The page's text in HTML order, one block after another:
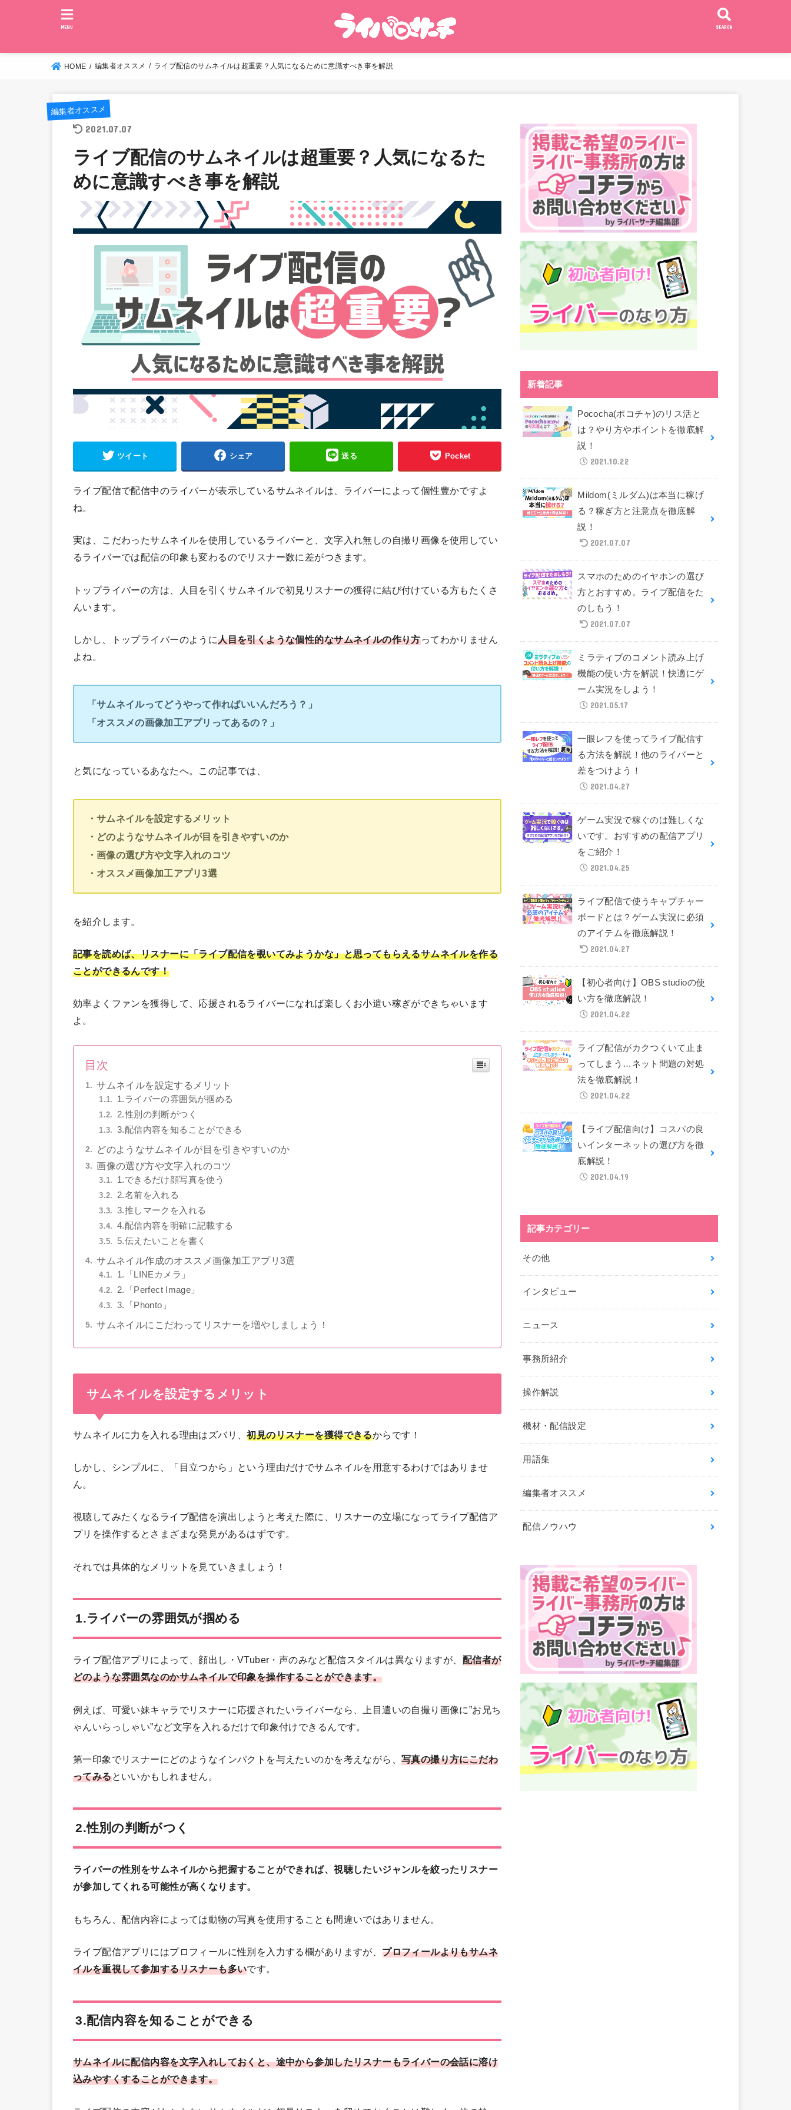
SEARCH
MENU
HOME 編集者オススメ ライブ配信のサムネイルは超重要？人気になるために意識すべき事を解説
編集者オススメ
2021.07.07
ライブ配信のサムネイルは超重要？人気になるた
めに意識すべき事を解説
ツイート シェア 送る Pocket
ライブ配信で配信中のライバーが表示しているサムネイルは、ライバーによって個性豊かですよ
ね。
実は、こだわったサムネイルを使用しているライバーと、文字入れ無しの自撮り画像を使用してい
るライバーでは配信の印象も変わるのでリスナー数に差がつきます。
トップライバーの方は、人目を引くサムネイルで初見リスナーの獲得に結び付けている方もたくさ
んいます。
しかし、トップライバーのように人目を引くような個性的なサムネイルの作り方ってわかりません
よね。
「サムネイルってどうやって作ればいいんだろう？」
「オススメの画像加工アプリってあるの？」
と気になっているあなたへ。この記事では、
・サムネイルを設定するメリット
・どのようなサムネイルが目を引きやすいのか
・画像の選び方や文字入れのコツ
・オススメ画像加工アプリ3選
を紹介します。
記事を読めば、リスナーに「ライブ配信を覗いてみようかな」と思ってもらえるサムネイルを作る
ことができるんです！
効率よくファンを獲得して、応援されるライバーになれば楽しくお小遣い稼ぎができちゃいます
よ。
目次
サムネイルを設定するメリット
1.ライバーの雰囲気が掴める
2.性別の判断がつく
3.配信内容を知ることができる
どのようなサムネイルが目を引きやすいのか
画像の選び方や文字入れのコツ
1.できるだけ顔写真を使う
2.名前を入れる
3.推しマークを入れる
4.配信内容を明確に記載する
5.伝えたいことを書く
サムネイル作成のオススメ画像加工アプリ3選
1.「LINEカメラ」
2.「Perfect Image」
3.「Phonto」
サムネイルにこだわってリスナーを増やしましょう！
サムネイルを設定するメリット
サムネイルに力を入れる理由はズバリ、初見のリスナーを獲得できるからです！
しかし、シンプルに、「目立つから」という理由だけでサムネイルを用意するわけではありませ
ん。
視聴してみたくなるライブ配信を演出しようと考えた際に、リスナーの立場になってライブ配信ア
プリを操作するとさまざまな発見があるはずです。
それでは具体的なメリットを見ていきましょう！
1.ライバーの雰囲気が掴める
ライブ配信アプリによって、顔出し・VTuber・声のみなど配信スタイルは異なりますが、 配信者が
どのような雰囲気なのかサムネイルで印象を操作することができます。
例えば、可愛い妹キャラでリスナーに応援されたいライバーなら、上目遣いの自撮り画像に”お兄ち
ゃんいらっしゃい”など文字を入れるだけで印象付けできるんです。
第一印象でリスナーにどのようなインパクトを与えたいのかを考えながら、写真の撮り方にこだわ
ってみるといいかもしれません。
2.性別の判断がつく
ライバーの性別をサムネイルから把握することができれば、視聴したいジャンルを絞ったリスナー
が参加してくれる可能性が高くなります。
もちろん、配信内容によっては動物の写真を使用することも間違いではありません。
ライブ配信アプリにはプロフィールに性別を入力する欄がありますが、 プロフィールよりもサムネ
イルを重視して参加するリスナーも多いです。
3.配信内容を知ることができる
サムネイルに配信内容を文字入れしておくと、途中から参加したリスナーもライバーの会話に溶け
込みやすくすることができます。
新着記事
Pococha(ポコチャ)のリス活と
は？やり方やポイントを徹底解
説！
2021.10.22
Mildom(ミルダム)は本当に稼げ
る？稼ぎ方と注意点を徹底解
説！
2021.07.07
スマホのためのイヤホンの選び
方とおすすめ。ライブ配信をた
のしもう！
2021.07.07
ミラティブのコメント読み上げ
機能の使い方を解説！快適にゲ
ーム実況をしよう！
2021.05.17
一眼レフを使ってライブ配信す
る方法を解説！他のライバーと
差をつけよう！
2021.04.27
ゲーム実況で稼ぐのは難しくな
いです。おすすめの配信アプリ
をご紹介！
2021.04.25
ライブ配信で使うキャプチャー
ボードとは？ゲーム実況に必須
のアイテムを徹底解説！
2021.04.27
【初心者向け】OBS studioの使
い方を徹底解説！
2021.04.22
ライブ配信がカクつくいて止ま
ってしまう…ネット問題の対処
法を徹底解説！
2021.04.22
【ライブ配信向け】コスパの良
いインターネットの選び方を徹
底解説！
2021.04.19
記事カテゴリー
その他
インタビュー
ニュース
事務所紹介
操作解説
機材・配信設定
用語集
編集者オススメ
配信ノウハウ